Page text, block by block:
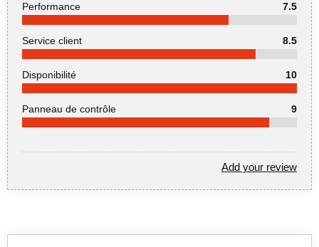
Performance 7.5
Service client 8.5
Disponibilité 10
Panneau de contrôle 9
Add your review